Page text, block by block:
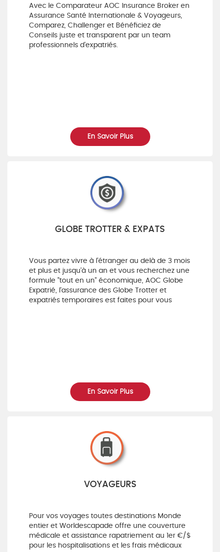
Avec le Comparateur AOC Insurance Broker en
Assurance Santé Internationale & Voyageurs,
Comparez, Challenger et Bénéficiez de
Conseils juste et transparent par un team
professionnels d'expatriés.
En Savoir Plus
GLOBE TROTTER & EXPATS
Vous partez vivre à l'étranger au delà de 3 mois
et plus et jusqu'à un an et vous recherchez une
formule "tout en un" économique, AOC Globe
Expatrié, l'assurance des Globe Trotter et
expatriés temporaires est faites pour vous
En Savoir Plus
VOYAGEURS
Pour vos voyages toutes destinations Monde
entier et Worldescapade offre une couverture
médicale et assistance rapatriement au 1er €/$
pour les hospitalisations et les frais médicaux